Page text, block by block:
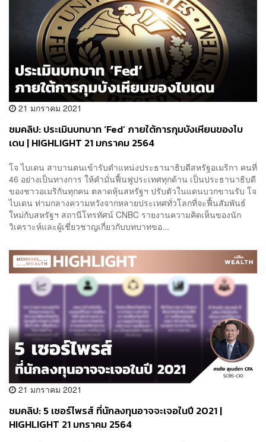
21 มกราคม 2021
ชมคลิป: ประเมินบทบาท ‘Fed’ ภายใต้การกุมบังเหียนของไบ
เดน | HIGHLIGHT 21 มกราคม 2564
โจ ไบเดน สาบานตนเข้ารับตำแหน่งประธานาธิบดีสหรัฐอเมริกา คนที่
46 อย่างเป็นทางการ ให้คำมั่นฟื้นฟูประเทศทุกด้าน เป็นประธานาธิบดี
ของชาวอเมริกันทุกคน ตลาดหุ้นสหรัฐฯ ปรับตัวในแดนบวกขานรับ โจ
ไบเดน ท่ามกลางความหวังจากหลายประเทศทั่วโลกที่จะฟื้นสัมพันธ์
ใหม่กับสหรัฐฯ สถานีโทรทัศน์ CNBC รายงานความคิดเห็นของนัก
วิเคราะห์และผู้เชี่ยวชาญเกี่ยวกับบทบาทขอ...
21 มกราคม 2021
ชมคลิป: 5 เซอร์ไพรส์ ที่นักลงทุนอาจจะเจอในปี 2021 |
HIGHLIGHT 21 มกราคม 2564